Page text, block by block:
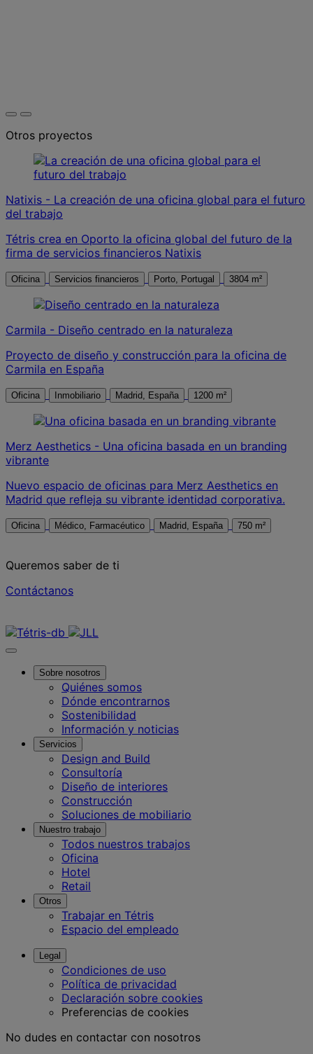
Otros proyectos
Natixis - La creación de una oficina global para el futuro
del trabajo
Tétris crea en Oporto la oficina global del futuro de la
firma de servicios financieros Natixis
Oficina Servicios financieros Porto, Portugal 3804 m²
Carmila - Diseño centrado en la naturaleza
Proyecto de diseño y construcción para la oficina de
Carmila en España
Oficina Inmobiliario Madrid, España 1200 m²
Merz Aesthetics - Una oficina basada en un branding
vibrante
Nuevo espacio de oficinas para Merz Aesthetics en
Madrid que refleja su vibrante identidad corporativa.
Oficina Médico, Farmacéutico Madrid, España 750 m²
Queremos saber de ti
Contáctanos
Sobre nosotros
Quiénes somos
Dónde encontrarnos
Sostenibilidad
Información y noticias
Servicios
Design and Build
Consultoría
Diseño de interiores
Construcción
Soluciones de mobiliario
Nuestro trabajo
Todos nuestros trabajos
Oficina
Hotel
Retail
Otros
Trabajar en Tétris
Espacio del empleado
Legal
Condiciones de uso
Política de privacidad
Declaración sobre cookies
Preferencias de cookies
No dudes en contactar con nosotros